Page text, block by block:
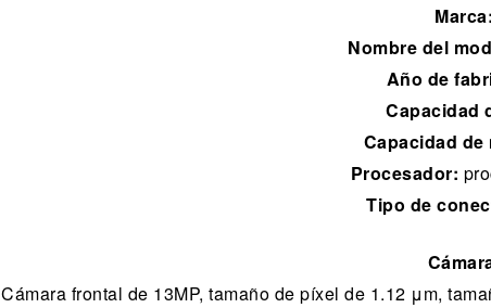
Marca:
Nombre del
Año de
Capacidad
Capacidad de
Procesador:
Tipo de
Cámara frontal de 13MP, tamaño de píxel de 1.12 μm,